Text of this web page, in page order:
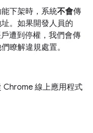
下架時，系統不會傳
。如果開發人員的
遭到停權，我們會傳
瞭解違規處置。
Chrome 線上應用程式